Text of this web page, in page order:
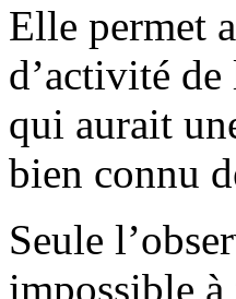
Elle permet
d’activité
qui aurait
bien connu
Seule
impossible à